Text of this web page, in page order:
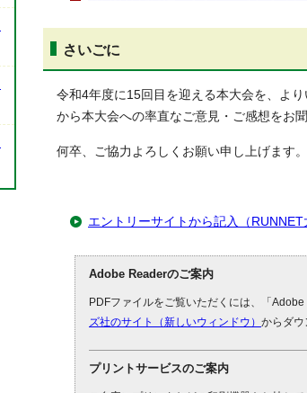
さいごに
令和4年度に15回目を迎える本大会を、よ
から本大会への率直なご意見・ご感想をお聞
何卒、ご協力よろしくお願い申し上げます。
エントリーサイトから記入（RUNNET
Adobe Readerのご案内
PDFファイルをご覧いただくには、「
ズ社のサイト（新しいウィンドウ） からダウ
プリントサービスのご案内